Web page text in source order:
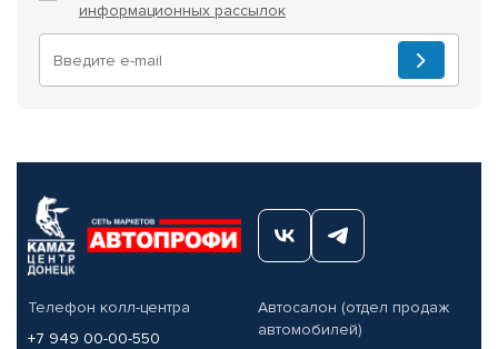
информационных рассылок
Телефон колл-центра
+7 949 00-00-550
Автосалон (отдел продаж
автомобилей)